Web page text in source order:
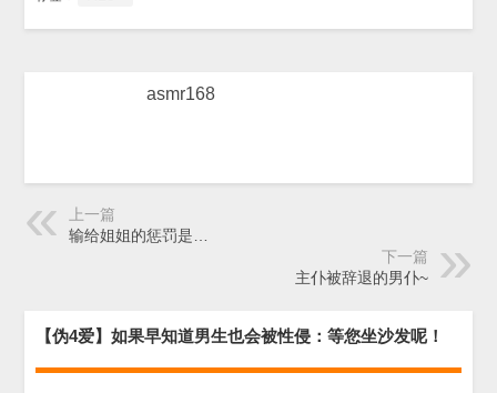
asmr168
上一篇
输给姐姐的惩罚是…
下一篇
主仆被辞退的男仆~
【伪4爱】如果早知道男生也会被性侵：等您坐沙发呢！